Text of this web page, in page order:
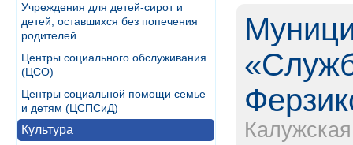
Учреждения для детей-сирот и
детей, оставшихся без попечения
родителей
Центры социального обслуживания
(ЦСО)
Центры социальной помощи семье
и детям (ЦСПСиД)
Культура